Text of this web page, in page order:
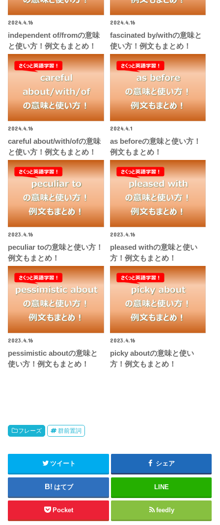
2024.4.16
independent of/fromの意味
と使い方！例文もまとめ！
2024.4.16
fascinated by/withの意味と
使い方！例文もまとめ！
2024.4.16
careful about/with/ofの意味
と使い方！例文もまとめ！
2024.4.1
as beforeの意味と使い方！
例文もまとめ！
2023.4.16
peculiar toの意味と使い方！
例文もまとめ！
2023.4.16
pleased withの意味と使い
方！例文もまとめ！
2023.4.16
pessimistic aboutの意味と
使い方！例文もまとめ！
2023.4.16
picky aboutの意味と使い
方！例文もまとめ！
フレーズ 群前置詞
ツイート シェア
はてブ LINE
Pocket feedly